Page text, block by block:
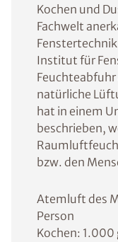
Kochen und
Fachwelt
Institut für
natürliche
hat in einem
beschrieben,
bzw. den
Atemluft des
Person
Kochen: